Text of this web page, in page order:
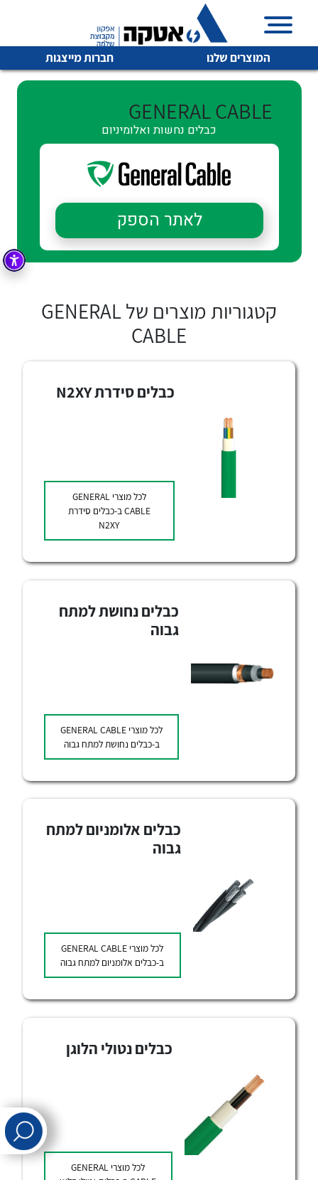
המוצרים שלנו חברות מייצגות
איכות | שרות | זמינות
אטקה בע”מ היא החברה הגדולה והמובילה בישראל בשיווק
מיתוג, בקרה , ואינסטלציה חשמלית ופעילה ב7 תחומים:
חשמל מיתוג ואינסטלציה חשמלית
בקרה
אלקטרוניקה מחברים ורכיבי אלקטרוניקה
פתרונות וציוד לסביבה נפיצה EX
פתרונות לתחום הסולארי
לכל מוצרי היצרן לכל מוצרי היצרן
לכל מוצרי היצרן
לכל מוצרי היצרן
לכל מוצרי היצרן
לכל מוצרי היצרן
GENERAL CABLE
כבלים נחשות ואלומיניום
לאתר הספק
קטגוריות מוצרים של GENERAL
CABLE
כבלים סידרת N2XY
לכל מוצריGENERAL
CABLEב-כבלים סידרת
N2XY
כבלים נחושת למתח
גבוה
לכל מוצרי GENERAL CABLE
ב-כבלים נחושת למתח גבוה
כבלים אלומניום למתח
גבוה
לכל מוצרי GENERAL CABLE
ב-כבלים אלומניום למתח גבוה
כבלים נטולי הלוגן
לכל מוצרי GENERAL